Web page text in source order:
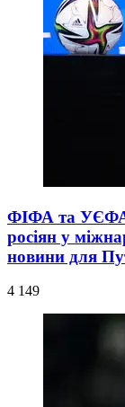
ФІФА та УЄФА
росіян у
новини для
4 149